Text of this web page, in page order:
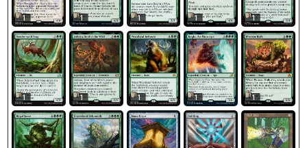
1 1 1 1 1
1 1 1 1 1